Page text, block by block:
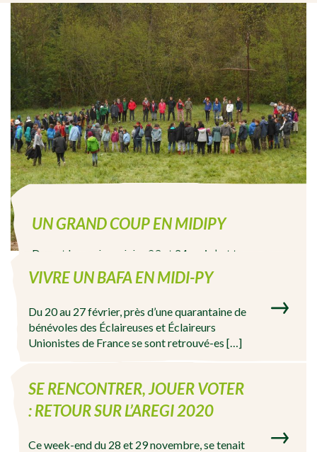
UN GRAND COUP EN MIDIPY
Durant le week-end des 23 et 24 mai s’est tenu en
Midi-Pyrénées un Grand Coup régional réunissant
les Meutes, Unités […]
Lire la suite
VIVRE UN BAFA EN MIDI-PY
Du 20 au 27 février, près d’une quarantaine de
bénévoles des Éclaireuses et Éclaireurs
Unionistes de France se sont retrouvé-es […]
SE RENCONTRER, JOUER VOTER
: RETOUR SUR L’AREGI 2020
Ce week-end du 28 et 29 novembre, se tenait